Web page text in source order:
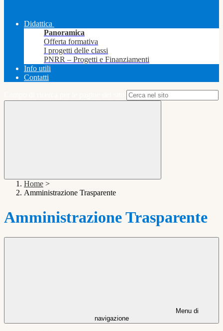
Didattica
Panoramica
Offerta formativa
I progetti delle classi
PNRR – Progetti e Finanziamenti
Info utili
Contatti
Home >
Amministrazione Trasparente
Amministrazione Trasparente
Menu di
navigazione